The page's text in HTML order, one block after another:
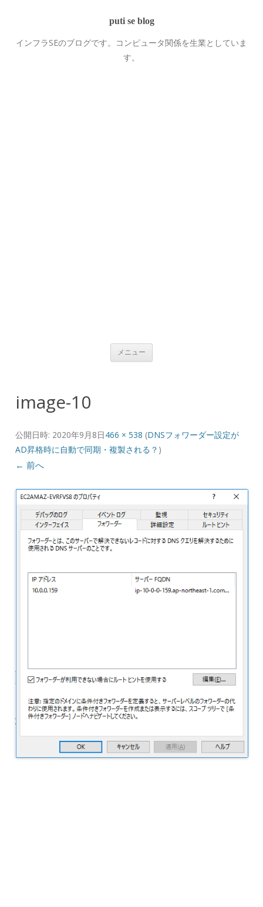
puti se blog
インフラSEのブログです。コンピュータ関係を生業としていま
す。
メニュー コンテンツへ移動
image-10
公開日時: 2020年9月8日466 × 538 (DNSフォワーダー設定が
AD昇格時に自動で同期・複製される？ )
← 前へ